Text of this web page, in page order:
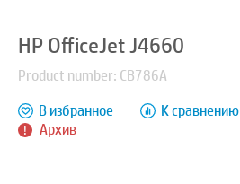
HP OfficeJet J4660
Product number: CB786A
Архив
В избранное К сравнению